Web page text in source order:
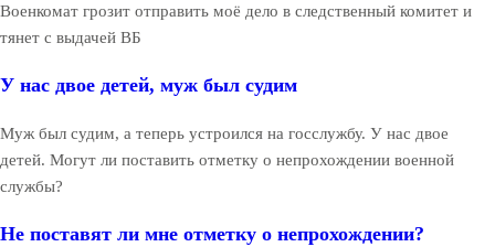
Военкомат грозит отправить моё дело в следственный комитет и
тянет с выдачей ВБ
У нас двое детей, муж был судим
Муж был судим, а теперь устроился на госслужбу. У нас двое
детей. Могут ли поставить отметку о непрохождении военной
службы?
Не поставят ли мне отметку о непрохождении?